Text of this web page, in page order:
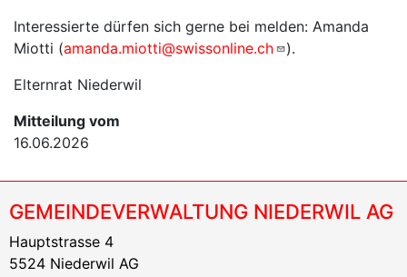
Interessierte dürfen sich gerne bei melden: Amanda
Miotti (amanda.miotti@swissonline.ch
).
Elternrat Niederwil
Mitteilung vom
16.06.2026
GEMEINDEVERWALTUNG NIEDERWIL AG
Hauptstrasse 4
5524 Niederwil AG